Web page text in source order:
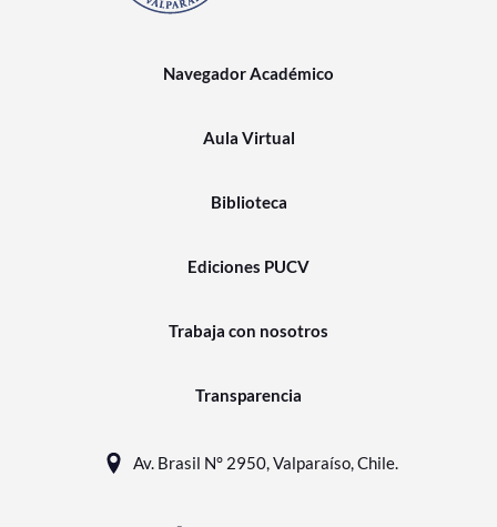
Navegador Académico
Aula Virtual
Biblioteca
Ediciones PUCV
Trabaja con nosotros
Transparencia
Av. Brasil N° 2950, Valparaíso, Chile.